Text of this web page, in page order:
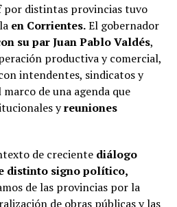
por distintas provincias tuvo
en Corrientes.El gobernador
su par Juan Pablo Valdés,
productiva y comercial,
intendentes, sindicatos y
de una agenda que
yreuniones
de creciente diálogo
distinto signo político,
de las provincias por la
de obras públicas y las